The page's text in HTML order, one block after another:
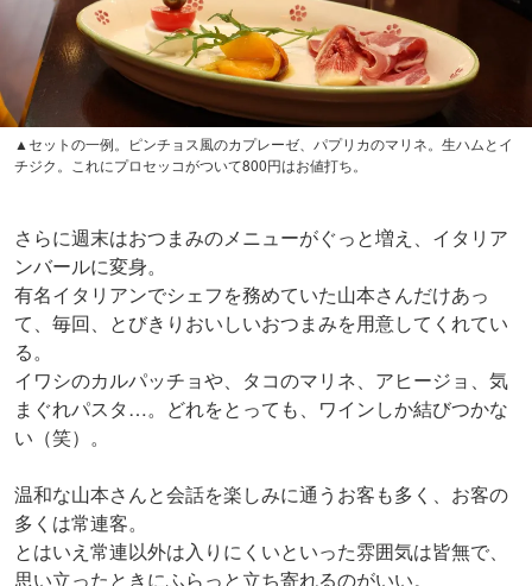
▲セットの一例。ピンチョス風のカプレーゼ、パプリカのマリネ。生ハムとイ
チジク。これにプロセッコがついて800円はお値打ち。
さらに週末はおつまみのメニューがぐっと増え、イタリア
ンバールに変身。
有名イタリアンでシェフを務めていた山本さんだけあっ
て、毎回、とびきりおいしいおつまみを用意してくれてい
る。
イワシのカルパッチョや、タコのマリネ、アヒージョ、気
まぐれパスタ…。どれをとっても、ワインしか結びつかな
い（笑）。
温和な山本さんと会話を楽しみに通うお客も多く、お客の
多くは常連客。
とはいえ常連以外は入りにくいといった雰囲気は皆無で、
思い立ったときにふらっと立ち寄れるのがいい。